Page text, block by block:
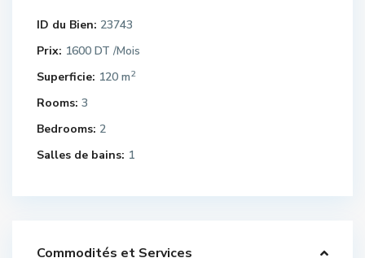
ID du Bien: 23743
Prix: 1600 DT /Mois
Superficie: 120 m2
Rooms: 3
Bedrooms: 2
Salles de bains: 1
Commodités et Services